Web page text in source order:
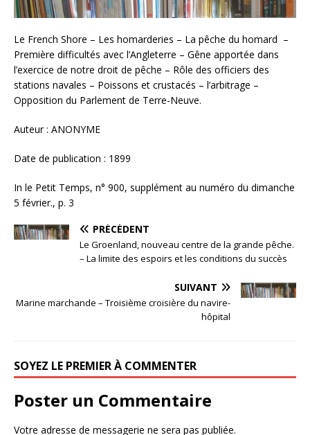
Le French Shore – Les homarderies – La pêche du homard –
Première difficultés avec l’Angleterre – Gêne apportée dans
l’exercice de notre droit de pêche – Rôle des officiers des
stations navales – Poissons et crustacés – l’arbitrage –
Opposition du Parlement de Terre-Neuve.
Auteur : ANONYME
Date de publication : 1899
In le Petit Temps, n° 900, supplément au numéro du dimanche
5 février., p. 3
PRÉCÉDENT
Le Groenland, nouveau centre de la grande pêche.
– La limite des espoirs et les conditions du succès
SUIVANT
Marine marchande – Troisième croisière du navire-
hôpital
SOYEZ LE PREMIER À COMMENTER
Poster un Commentaire
Votre adresse de messagerie ne sera pas publiée.